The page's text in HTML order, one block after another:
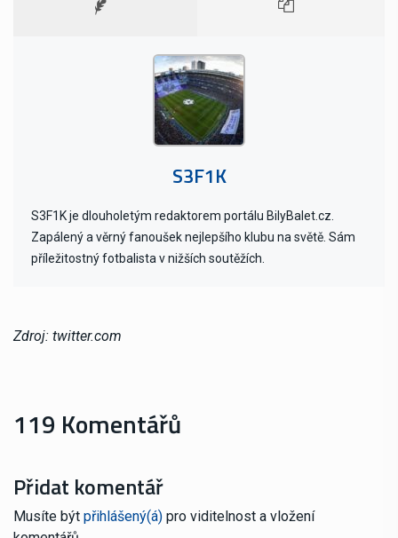
S3F1K
S3F1K je dlouholetým redaktorem portálu BilyBalet.cz.
Zapálený a věrný fanoušek nejlepšího klubu na světě. Sám
příležitostný fotbalista v nižších soutěžích.
Zdroj: twitter.com
119 Komentářů
Přidat komentář
Musíte být přihlášený(á) pro viditelnost a vložení